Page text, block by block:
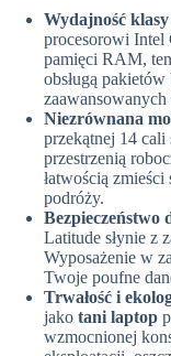
Wydajność
procesorowi Intel
pamięci RAM, ten
obsługą
Niezrównana
przekątnej 14
przestrzenią
łatwością
podróży.
Latitude słynie z
Wyposażenie w
Twoje poufne
Trwałość i
jako tani laptop
wzmocnionej